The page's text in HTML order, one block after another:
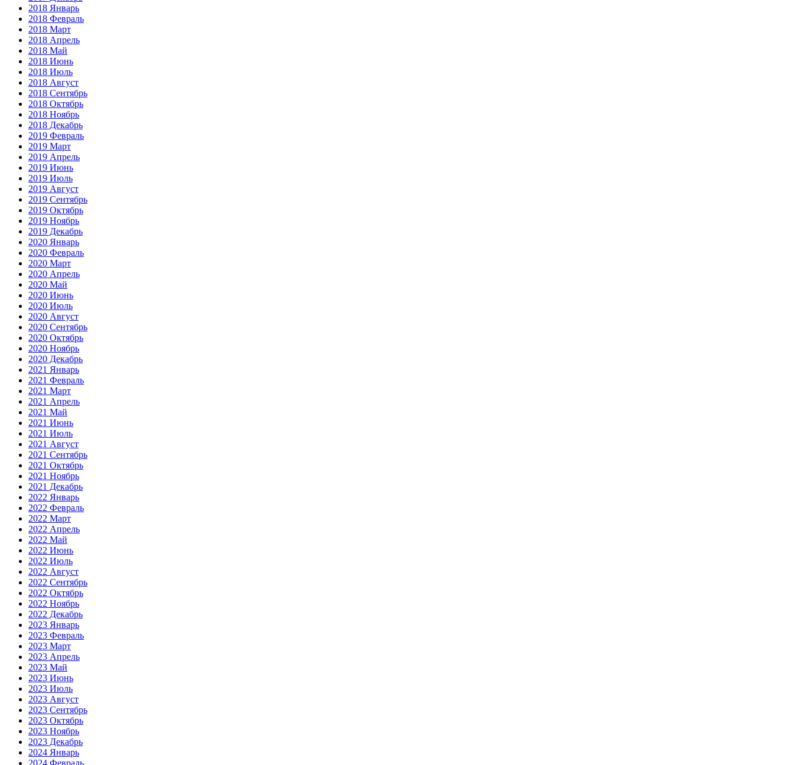
2018 Январь
2018 Февраль
2018 Март
2018 Апрель
2018 Май
2018 Июнь
2018 Июль
2018 Август
2018 Сентябрь
2018 Октябрь
2018 Ноябрь
2018 Декабрь
2019 Февраль
2019 Март
2019 Апрель
2019 Июнь
2019 Июль
2019 Август
2019 Сентябрь
2019 Октябрь
2019 Ноябрь
2019 Декабрь
2020 Январь
2020 Февраль
2020 Март
2020 Апрель
2020 Май
2020 Июнь
2020 Июль
2020 Август
2020 Сентябрь
2020 Октябрь
2020 Ноябрь
2020 Декабрь
2021 Январь
2021 Февраль
2021 Март
2021 Апрель
2021 Май
2021 Июнь
2021 Июль
2021 Август
2021 Сентябрь
2021 Октябрь
2021 Ноябрь
2021 Декабрь
2022 Январь
2022 Февраль
2022 Март
2022 Апрель
2022 Май
2022 Июнь
2022 Июль
2022 Август
2022 Сентябрь
2022 Октябрь
2022 Ноябрь
2022 Декабрь
2023 Январь
2023 Февраль
2023 Март
2023 Апрель
2023 Май
2023 Июнь
2023 Июль
2023 Август
2023 Сентябрь
2023 Октябрь
2023 Ноябрь
2023 Декабрь
2024 Январь
2024 Февраль